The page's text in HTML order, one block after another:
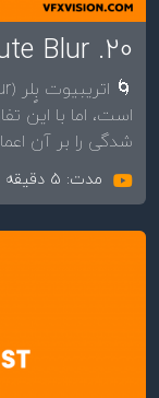
20. Attribute Blur
است، اما با این
شدگی را بر آن
مدت: 5 دقیقه